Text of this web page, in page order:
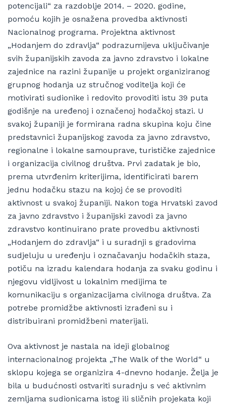
potencijali“ za razdoblje 2014. – 2020. godine,
pomoću kojih je osnažena provedba aktivnosti
Nacionalnog programa. Projektna aktivnost
„Hodanjem do zdravlja“ podrazumijeva uključivanje
svih županijskih zavoda za javno zdravstvo i lokalne
zajednice na razini županije u projekt organiziranog
grupnog hodanja uz stručnog voditelja koji će
motivirati sudionike i redovito provoditi istu 39 puta
godišnje na uređenoj i označenoj hodačkoj stazi. U
svakoj županiji je formirana radna skupina koju čine
predstavnici županijskog zavoda za javno zdravstvo,
regionalne i lokalne samouprave, turističke zajednice
i organizacija civilnog društva. Prvi zadatak je bio,
prema utvrđenim kriterijima, identificirati barem
jednu hodačku stazu na kojoj će se provoditi
aktivnost u svakoj županiji. Nakon toga Hrvatski zavod
za javno zdravstvo i županijski zavodi za javno
zdravstvo kontinuirano prate provedbu aktivnosti
„Hodanjem do zdravlja“ i u suradnji s gradovima
sudjeluju u uređenju i označavanju hodačkih staza,
potiču na izradu kalendara hodanja za svaku godinu i
njegovu vidljivost u lokalnim medijima te
komunikaciju s organizacijama civilnoga društva. Za
potrebe promidžbe aktivnosti izrađeni su i
distribuirani promidžbeni materijali.
Ova aktivnost je nastala na ideji globalnog
internacionalnog projekta „The Walk of the World“ u
sklopu kojega se organizira 4-dnevno hodanje. Želja je
bila u budućnosti ostvariti suradnju s već aktivnim
zemljama sudionicama istog ili sličnih projekata koji